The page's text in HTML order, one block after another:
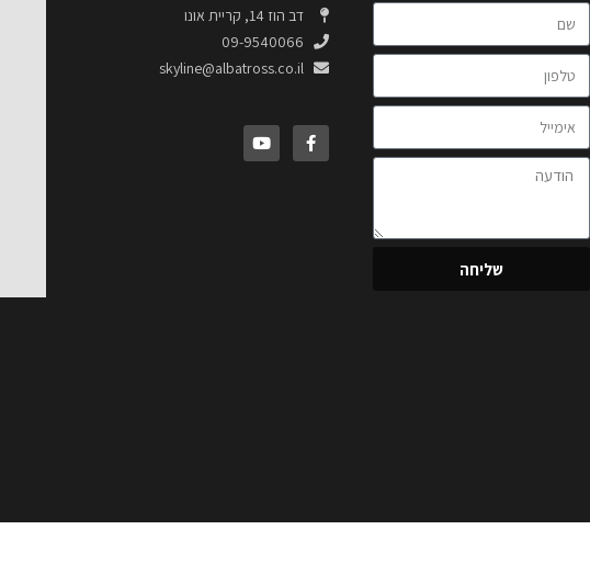
שליחה
דב הוז 14, קריית אונו
09-9540066
skyline@albatross.co.il